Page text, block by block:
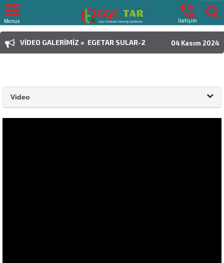
Menus

İletişim
VIDEO GALERIMIZ » EGETAR SULAR-2 04 Kasım 2024
Video